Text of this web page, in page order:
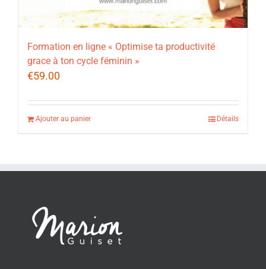
Formation en ligne « Optimise ta productivité
grace à ton cycle féminin »
€59.00
Ajouter au panier Détails